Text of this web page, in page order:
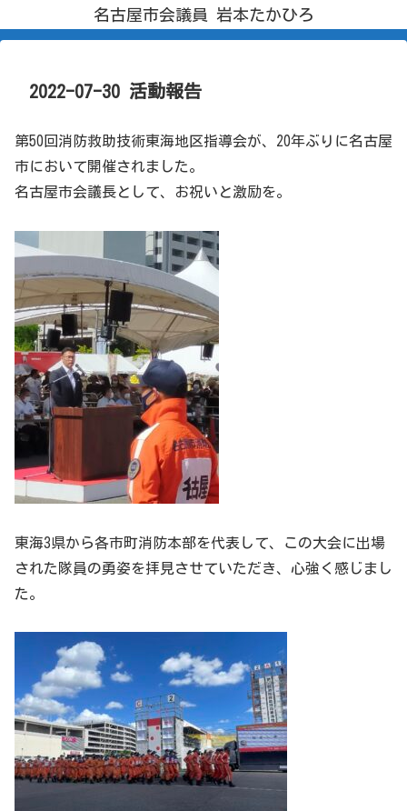
名古屋市会議員 岩本たかひろ
2022-07-30 活動報告
第50回消防救助技術東海地区指導会が、20年ぶりに名古屋
市において開催されました。
名古屋市会議長として、お祝いと激励を。
東海3県から各市町消防本部を代表して、この大会に出場
された隊員の勇姿を拝見させていただき、心強く感じまし
た。